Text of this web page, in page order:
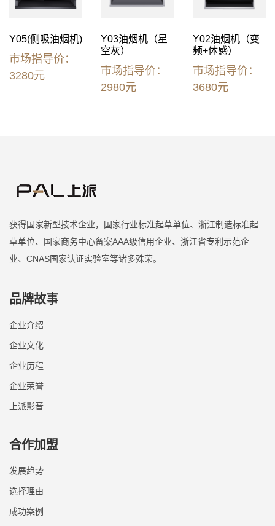
Y05(侧吸油烟机)
市场指导价：
3280元
Y03油烟机（星
空灰）
市场指导价：
2980元
Y02油烟机（变
频+体感）
市场指导价：
3680元
获得国家新型技术企业，国家行业标准起草单位、浙江制造标准起
草单位、国家商务中心备案AAA级信用企业、浙江省专利示范企
业、CNAS国家认证实验室等诸多殊荣。
品牌故事
企业介绍
企业文化
企业历程
企业荣誉
上派影音
合作加盟
发展趋势
选择理由
成功案例